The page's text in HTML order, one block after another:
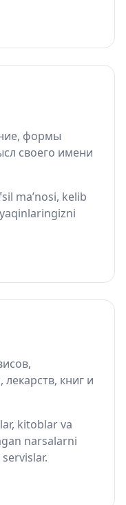
формы
своего имени
ma’nosi, kelib
книг и
kitoblar va
narsalarni